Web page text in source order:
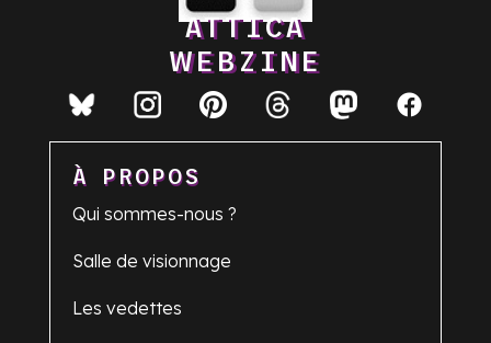
ATTICA
WEBZINE
À PROPOS
Qui sommes-nous ?
Salle de visionnage
Les vedettes